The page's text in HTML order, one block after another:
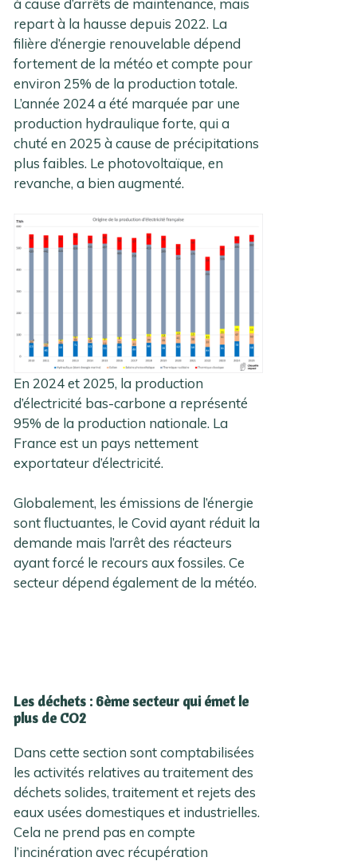
à cause d’arrêts de maintenance, mais
repart à la hausse depuis 2022. La
filière d’énergie renouvelable dépend
fortement de la météo et compte pour
environ 25% de la production totale.
L’année 2024 a été marquée par une
production hydraulique forte, qui a
chuté en 2025 à cause de précipitations
plus faibles. Le photovoltaïque, en
revanche, a bien augmenté.
En 2024 et 2025, la production
d’électricité bas-carbone a représenté
95% de la production nationale. La
France est un pays nettement
exportateur d’électricité.
Globalement, les émissions de l’énergie
sont fluctuantes, le Covid ayant réduit la
demande mais l’arrêt des réacteurs
ayant forcé le recours aux fossiles. Ce
secteur dépend également de la météo.
Les déchets : 6ème secteur qui émet le
plus de CO2
Dans cette section sont comptabilisées
les activités relatives au traitement des
déchets solides, traitement et rejets des
eaux usées domestiques et industrielles.
Cela ne prend pas en compte
l’incinération avec récupération